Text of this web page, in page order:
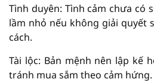
Tình duyên: Tình cảm chưa có
lầm nhỏ nếu không giải quyết
cách.
Tài lộc: Bản mệnh nên lập kế
tránh mua sắm theo cảm hứng.